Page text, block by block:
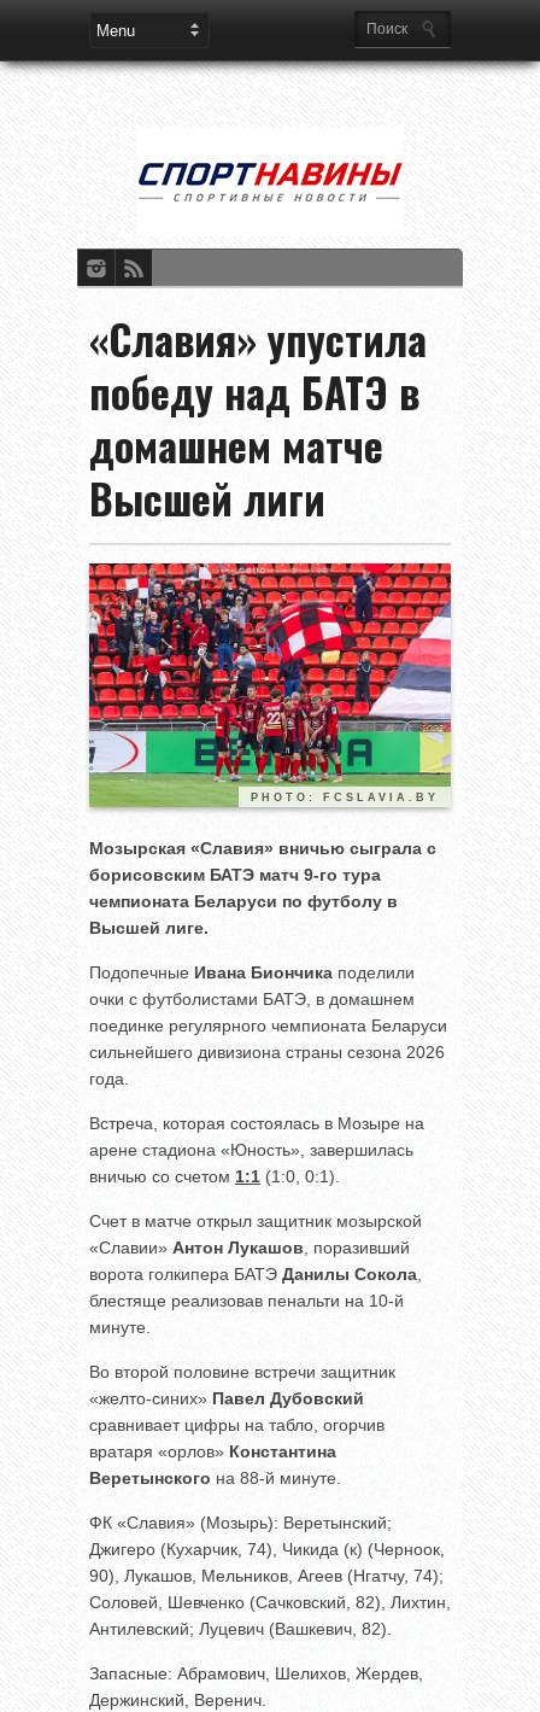
«Славия» упустила
победу над БАТЭ в
домашнем матче
Высшей лиги
PHOTO: FCSLAVIA.BY
Мозырская «Славия» вничью сыграла с
борисовским БАТЭ матч 9-го тура
чемпионата Беларуси по футболу в
Высшей лиге.
Подопечные Ивана Биончика поделили
очки с футболистами БАТЭ, в домашнем
поединке регулярного чемпионата Беларуси
сильнейшего дивизиона страны сезона 2026
года.
Встреча, которая состоялась в Мозыре на
арене стадиона «Юность», завершилась
вничью со счетом 1:1 (1:0, 0:1).
Счет в матче открыл защитник мозырской
«Славии» Антон Лукашов , поразивший
ворота голкипера БАТЭ Данилы Сокола
блестяще реализовав пенальти на 10-й
минуте.
Во второй половине встречи защитник
«желто-синих» Павел Дубовский
сравнивает цифры на табло, огорчив
вратаря «орлов» Константина
Веретынского на 88-й минуте.
ФК «Славия» (Мозырь): Веретынский;
Джигеро (Кухарчик, 74), Чикида (к) (Черноок,
90), Лукашов, Мельников, Агеев (Нгатчу, 74);
Соловей, Шевченко (Сачковский, 82), Лихтин,
Антилевский; Луцевич (Вашкевич, 82).
Запасные: Абрамович, Шелихов, Жердев,
Держинский, Веренич.